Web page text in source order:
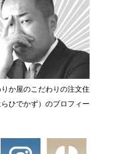
か屋のこだわりの注文住
ひでかず）のプロフィー